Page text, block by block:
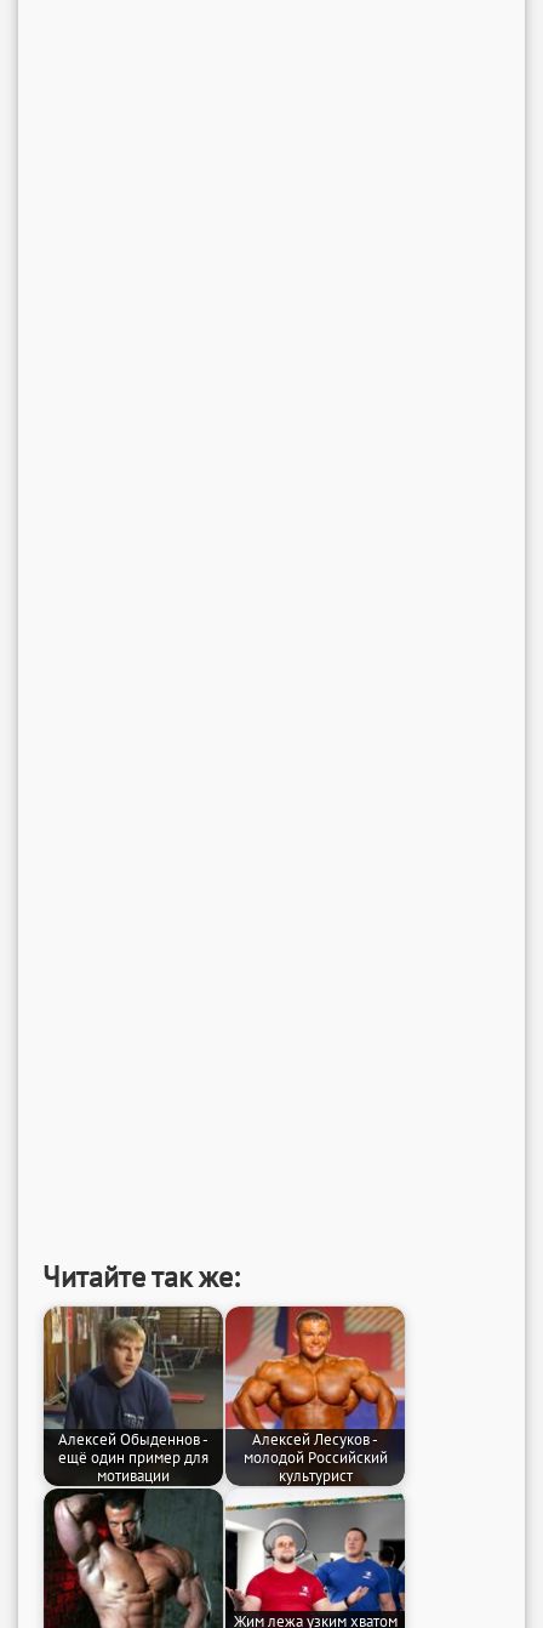
Читайте так же:
Алексей Обыденнов -
ещё один пример для
мотивации
Алексей Лесуков -
молодой Российский
культурист
Жим лежа узким хватом